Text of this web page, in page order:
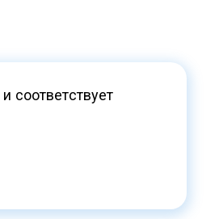
соответствует